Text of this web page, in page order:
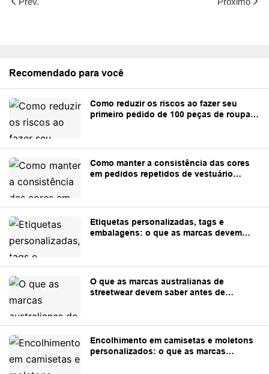
Recomendado para você
Como reduzir os riscos ao fazer seu
primeiro pedido de 100 peças de roupa
Como manter a consistência das cores
em pedidos repetidos de vestuário
Etiquetas personalizadas, tags e
embalagens: o que as marcas devem
O que as marcas australianas de
streetwear devem saber antes de
Encolhimento em camisetas e moletons
personalizados: o que as marcas